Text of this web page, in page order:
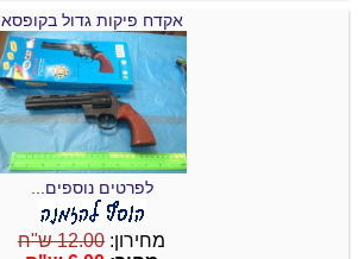
אקדח פיקות גדול בקופסא
לפרטים נוספים...
מחירון: 12.00 ש"ח